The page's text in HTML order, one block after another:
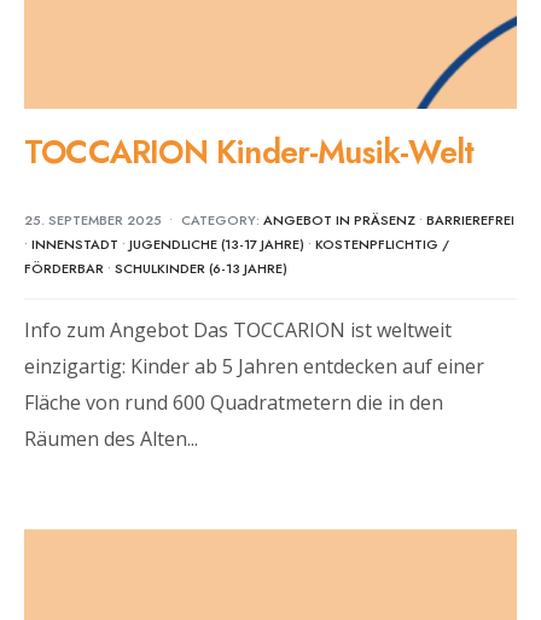
TOCCARION Kinder-Musik-Welt
25. SEPTEMBER 2025 • CATEGORY: ANGEBOT IN PRÄSENZ • BARRIEREFREI
• INNENSTADT •JUGENDLICHE (13-17 JAHRE) • KOSTENPFLICHTIG /
FÖRDERBAR • SCHULKINDER (6-13 JAHRE)
Info zum Angebot Das TOCCARION ist weltweit
einzigartig: Kinder ab 5 Jahren entdecken auf einer
Fläche von rund 600 Quadratmetern die in den
Räumen des Alten...